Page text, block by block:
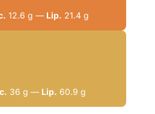
12.6 g — Lip. 21.4 g
36 g — Lip. 60.9 g